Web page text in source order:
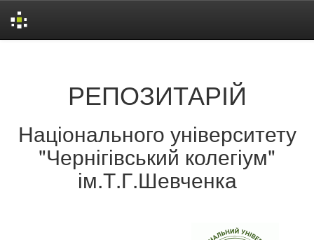
РЕПОЗИТАРІЙ
Національного університету
"Чернігівський колегіум"
ім.Т.Г.Шевченка